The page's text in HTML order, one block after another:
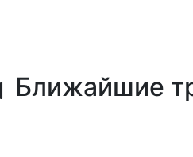
Ближайшие